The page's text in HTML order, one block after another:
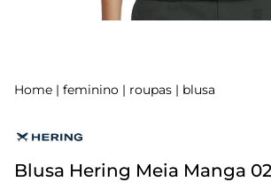
Home | feminino | roupas | blusa
Blusa Hering Meia Manga